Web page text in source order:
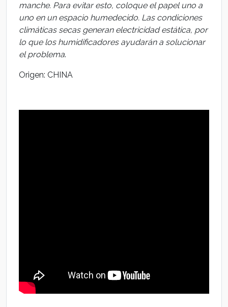
manche. Para evitar esto, coloque el papel uno a
uno en un espacio humedecido. Las condiciones
climáticas secas generan electricidad estática, por
lo que los humidificadores ayudarán a solucionar
el problema.
Origen: CHINA